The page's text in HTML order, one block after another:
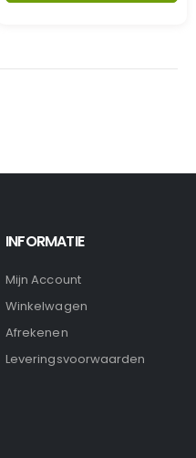
INFORMATIE
Mijn Account
Winkelwagen
Afrekenen
Leveringsvoorwaarden